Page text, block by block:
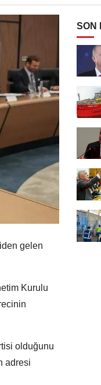
gelen
Kurulu
olduğunu
adresi
SON